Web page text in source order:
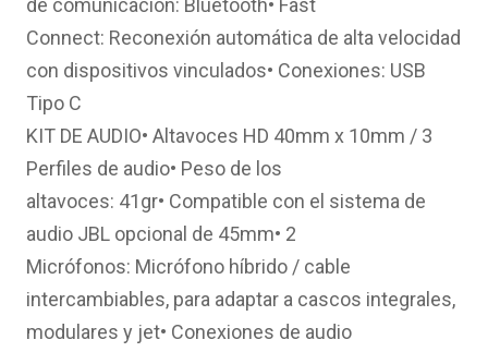
de comunicación: Bluetooth• Fast
Connect: Reconexión automática de alta velocidad
con dispositivos vinculados• Conexiones: USB
Tipo C
KIT DE AUDIO• Altavoces HD 40mm x 10mm / 3
Perfiles de audio• Peso de los
altavoces: 41gr• Compatible con el sistema de
audio JBL opcional de 45mm• 2
Micrófonos: Micrófono híbrido / cable
intercambiables, para adaptar a cascos integrales,
modulares y jet• Conexiones de audio